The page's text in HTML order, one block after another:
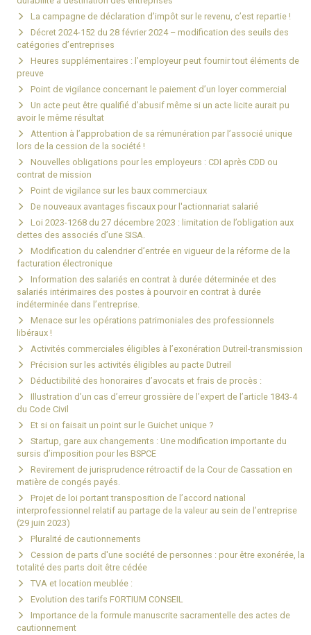
La campagne de déclaration d’impôt sur le revenu, c’est repartie !
Décret 2024-152 du 28 février 2024 – modification des seuils des
catégories d’entreprises
Heures supplémentaires : l’employeur peut fournir tout éléments de
preuve
Point de vigilance concernant le paiement d’un loyer commercial
Un acte peut être qualifié d’abusif même si un acte licite aurait pu
avoir le même résultat
Attention à l’approbation de sa rémunération par l’associé unique
lors de la cession de la société !
Nouvelles obligations pour les employeurs : CDI après CDD ou
contrat de mission
Point de vigilance sur les baux commerciaux
De nouveaux avantages fiscaux pour l'actionnariat salarié
Loi 2023-1268 du 27 décembre 2023 : limitation de l’obligation aux
dettes des associés d’une SISA.
Modification du calendrier d’entrée en vigueur de la réforme de la
facturation électronique
Information des salariés en contrat à durée déterminée et des
salariés intérimaires des postes à pourvoir en contrat à durée
indéterminée dans l’entreprise.
Menace sur les opérations patrimoniales des professionnels
libéraux !
Activités commerciales éligibles à l’exonération Dutreil-transmission
Précision sur les activités éligibles au pacte Dutreil
Déductibilité des honoraires d’avocats et frais de procès :
Illustration d’un cas d’erreur grossière de l’expert de l’article 1843-4
du Code Civil
Et si on faisait un point sur le Guichet unique ?
Startup, gare aux changements : Une modification importante du
sursis d’imposition pour les BSPCE
Revirement de jurisprudence rétroactif de la Cour de Cassation en
matière de congés payés.
Projet de loi portant transposition de l’accord national
interprofessionnel relatif au partage de la valeur au sein de l’entreprise
(29 juin 2023)
Pluralité de cautionnements
Cession de parts d'une société de personnes : pour être exonérée, la
totalité des parts doit être cédée
TVA et location meublée :
Evolution des tarifs FORTIUM CONSEIL
Importance de la formule manuscrite sacramentelle des actes de
cautionnement